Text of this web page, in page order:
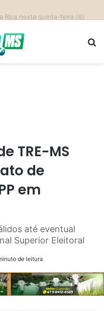
TRE-MS
de
em
até eventual
Superior Eleitoral
de leitura